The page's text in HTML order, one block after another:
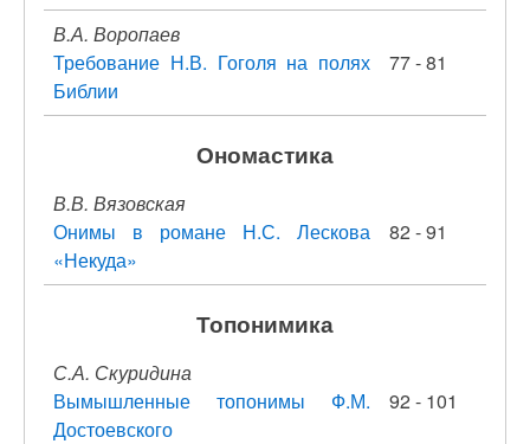
В.А. Воропаев
Требование Н.В. Гоголя на полях
Библии
77 - 81
Ономастика
В.В. Вязовская
Онимы в романе Н.С. Лескова
«Некуда»
82 - 91
Топонимика
С.А. Скуридина
Вымышленные топонимы Ф.М.
Достоевского
92 - 101